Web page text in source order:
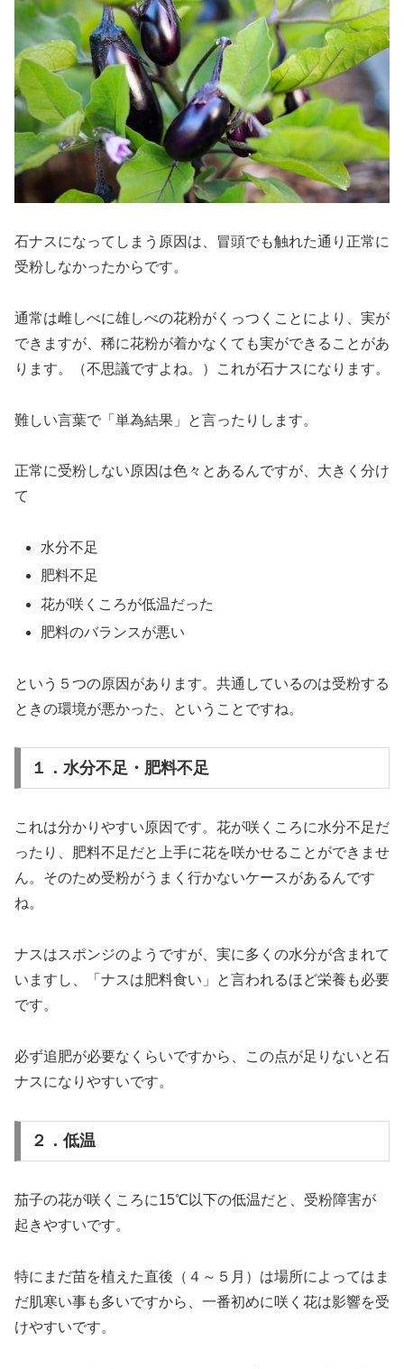
石ナスになってしまう原因は、冒頭でも触れた通り正常に
受粉しなかったからです。
通常は雌しべに雄しべの花粉がくっつくことにより、実が
できますが、稀に花粉が着かなくても実ができることがあ
ります。（不思議ですよね。）これが石ナスになります。
難しい言葉で「単為結果」と言ったりします。
正常に受粉しない原因は色々とあるんですが、大きく分け
て
水分不足
肥料不足
花が咲くころが低温だった
肥料のバランスが悪い
という５つの原因があります。共通しているのは受粉する
ときの環境が悪かった、ということですね。
１．水分不足・肥料不足
これは分かりやすい原因です。花が咲くころに水分不足だ
ったり、肥料不足だと上手に花を咲かせることができませ
ん。そのため受粉がうまく行かないケースがあるんです
ね。
ナスはスポンジのようですが、実に多くの水分が含まれて
いますし、「ナスは肥料食い」と言われるほど栄養も必要
です。
必ず追肥が必要なくらいですから、この点が足りないと石
ナスになりやすいです。
２．低温
茄子の花が咲くころに15℃以下の低温だと、受粉障害が
起きやすいです。
特にまだ苗を植えた直後（４～５月）は場所によってはま
だ肌寒い事も多いですから、一番初めに咲く花は影響を受
けやすいです。